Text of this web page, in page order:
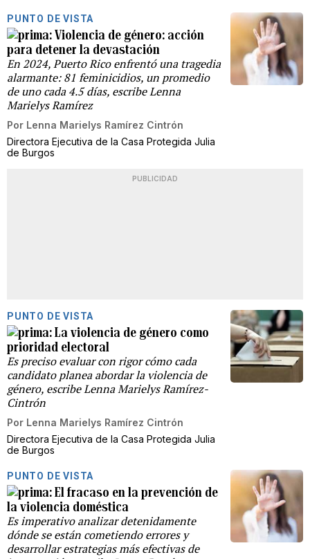
PUNTO DE VISTA
Violencia de género: acción
para detener la devastación
En 2024, Puerto Rico enfrentó una tragedia
alarmante: 81 feminicidios, un promedio
de uno cada 4.5 días, escribe Lenna
Marielys Ramírez
Por Lenna Marielys Ramírez Cintrón
Directora Ejecutiva de la Casa Protegida Julia
de Burgos
PUBLICIDAD
PUNTO DE VISTA
La violencia de género como
prioridad electoral
Es preciso evaluar con rigor cómo cada
candidato planea abordar la violencia de
género, escribe Lenna Marielys Ramírez-
Cintrón
Por Lenna Marielys Ramírez Cintrón
Directora Ejecutiva de la Casa Protegida Julia
de Burgos
PUNTO DE VISTA
El fracaso en la prevención de
la violencia doméstica
Es imperativo analizar detenidamente
dónde se están cometiendo errores y
desarrollar estrategias más efectivas de